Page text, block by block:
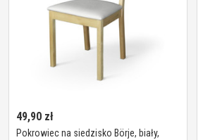
49,90 zł
Pokrowiec na siedzisko Börje, biały,